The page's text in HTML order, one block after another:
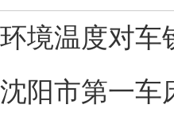
环境温度对车
沈阳市第一车